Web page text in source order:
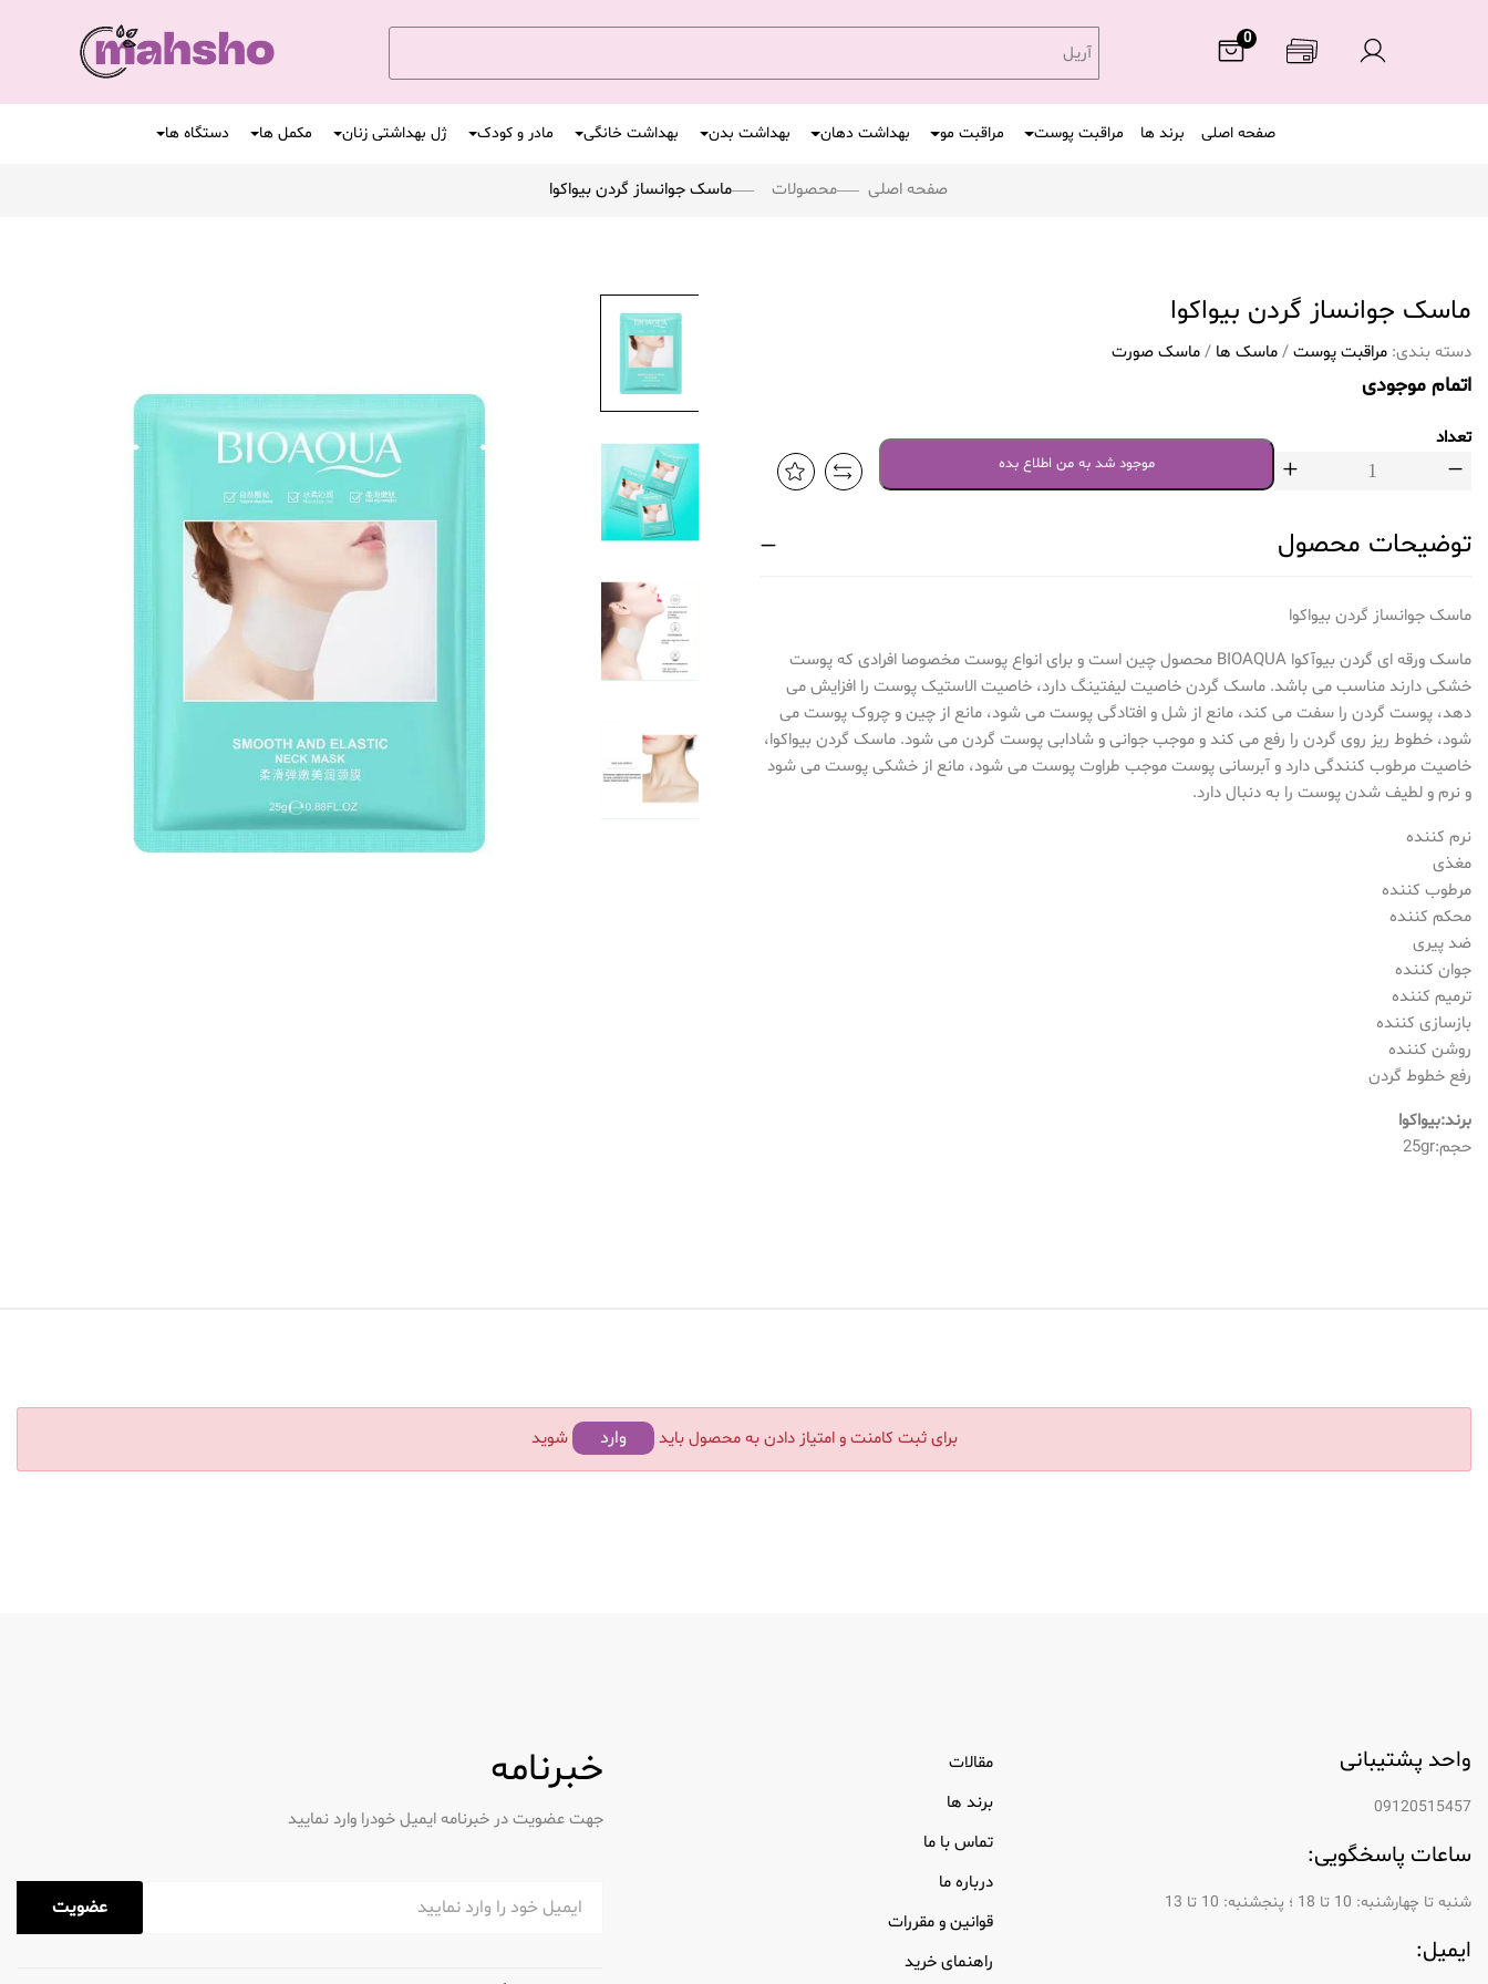
0
آریل
صفحه اصلی برند ها مراقبت پوست مراقبت مو بهداشت دهان بهداشت بدن بهداشت خانگی مادر و کودک ژل بهداشتی زنان مکمل ها دستگاه ها
صفحه اصلی محصولات ماسک جوانساز گردن بیواکوا
ماسک جوانساز گردن بیواکوا
دسته بندی: مراقبت پوست/ماسک ها /ماسک صورت
اتمام موجودی
تعداد
موجود شد به من اطلاع بده
توضیحات محصول
ماسک جوانساز گردن بیواکوا
ماسک ورقه ای گردن بیوآکوا BIOAQUA محصول چین است و برای انواع پوست مخصوصا افرادی که پوست
خشکی دارند مناسب می باشد. ماسک گردن خاصیت لیفتینگ دارد، خاصیت الاستیک پوست را افزایش می
دهد، پوست گردن را سفت می کند، مانع از شل و افتادگی پوست می شود، مانع از چین و چروک پوست می
شود، خطوط ریز روی گردن را رفع می کند و موجب جوانی و شادابی پوست گردن می شود. ماسک گردن بیواکوا،
خاصیت مرطوب کنندگی دارد و آبرسانی پوست موجب طراوت پوست می شود، مانع از خشکی پوست می شود
و نرم و لطیف شدن پوست را به دنبال دارد.
نرم کننده
مغذی
مرطوب کننده
محکم کننده
ضد پیری
جوان کننده
ترمیم کننده
بازسازی كننده
روشن كننده
رفع خطوط گردن
برند:بیواکوا
حجم:25gr
برای ثبت کامنت و امتیاز دادن به محصول باید وارد شوید
واحد پشتیبانی
09120515457
ساعات پاسخگویی:
شنبه تا چهارشنبه: 10 تا 18 ؛ پنجشنبه: 10 تا 13
ایمیل:
مقالات
برند ها
تماس با ما
درباره ما
قوانین و مقررات
راهنمای خرید
خبرنامه
جهت عضویت در خبرنامه ایمیل خودرا وارد نمایید
عضویت